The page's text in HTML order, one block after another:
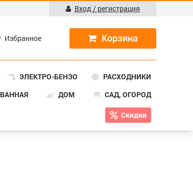
Вход / регистрация
Избранное
ЭЛЕКТРО-БЕНЗО
РАСХОДНИКИ
ВАННАЯ ДОМ САД, ОГОРОД
Скидки